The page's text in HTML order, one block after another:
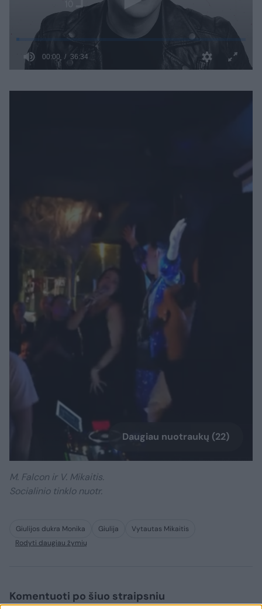
Daugiau nuotraukų (22)
M. Falcon ir V. Mikaitis.
Socialinio tinklo nuotr.
Giulijos dukra Monika Giulija
Vytautas Mikaitis
Rodyti daugiau žymių
Komentuoti po šiuo straipsniu